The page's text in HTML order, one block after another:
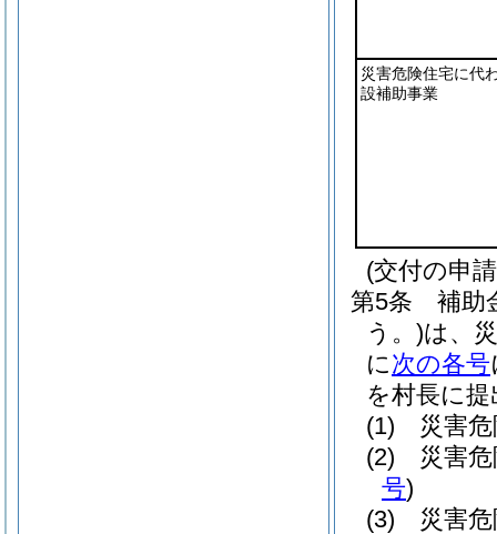
災害危険住宅に代
設補助事業
(交付の申
第5条
補助
う。)は、
に次の各号
を村長に
(1)
災害
(2)
災害
号)
(3)
災害